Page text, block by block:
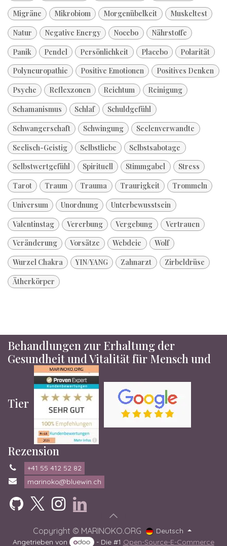
Migräne
Mikrobiom Morgenübelkeit
Muskeltest
Natur
Negative Energy Nocebo
Nährstoffe
Panik
Pendel Persönlichkeit Placebo
Polarität
Polyneuropathie
Positive Emotionen
Positives Denken
Psyche
Reflexzonen Reichtum
Reinigung
Schamanismus
Schlaf
Schuldgefühl
Schwangerschaft
Schwingung
Seelenverwandte
Seelisch-Geistig
Selbstliebe
Selbstsabotage
Selbstwertgefühl
Spirituell Stimmgabel
Stress
Tarot
Traum Trauma Traurigkeit
Trommeln
Universum
Unordnung
Unterbewusstsein
Valentinstag
Vererbung Vergebung
Vertrauen
Veränderung
Vorsätze Webdeie
Wolf
Wurzel Chakra
YIN/YANG Zahnarzt
Zirbeldrüse
Ätherkörper
Behandlungen zur Erhaltung der
Gesundheit und Vitalität für Mensch und
Tier
Rezension
+41 55 412 52 82
marinoko@bluewin.ch
Copyright © MARINOKO.ORG
Deutsch
Angetrieben von
- Die #1 Open-Source-E-Commerce